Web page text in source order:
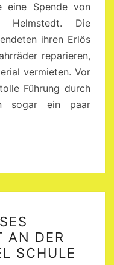
eine Spende von
Die
ihren Erlös
reparieren,
vermieten. Vor
Führung durch
sogar ein paar
AN
AN DER
SCHULE